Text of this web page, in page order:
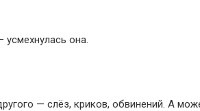
усмехнулась она.
— слёз, криков, обвинений. А